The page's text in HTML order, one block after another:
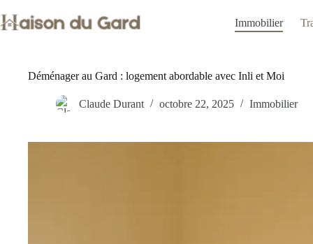
au
contenu
Immobilier
Déménager au Gard : logement abordable avec Inli et Moi
Claude Durant octobre 22, 2025 Immobilier